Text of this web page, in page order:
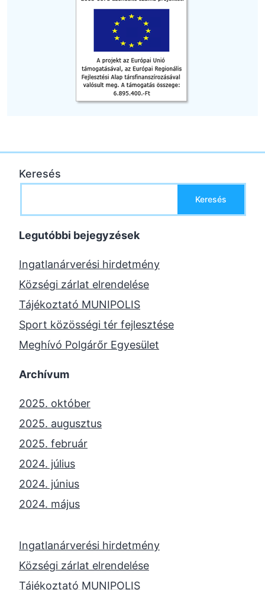
Keresés
Keresés
Legutóbbi bejegyzések
Ingatlanárverési hirdetmény
Községi zárlat elrendelése
Tájékoztató MUNIPOLIS
Sport közösségi tér fejlesztése
Meghívó Polgárőr Egyesület
Archívum
2025. október
2025. augusztus
2025. február
2024. július
2024. június
2024. május
2023. november
2023. október
2023. szeptember
Ingatlanárverési hirdetmény
Községi zárlat elrendelése
Tájékoztató MUNIPOLIS